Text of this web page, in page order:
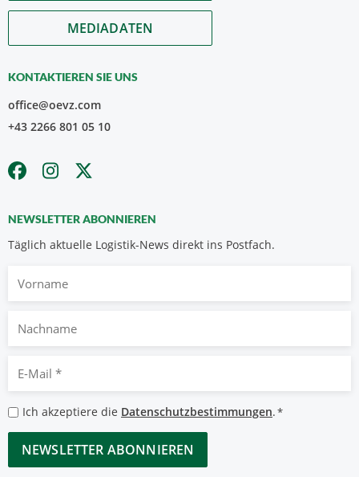
MEDIADATEN
KONTAKTIEREN SIE UNS
office@oevz.com
+43 2266 801 05 10
NEWSLETTER ABONNIEREN
Täglich aktuelle Logistik-News direkt ins Postfach.
Nachname
Mail
*
Datenschutzbestimmungen
*
Ich akzeptiere die Datenschutzbestimmungen.*
CAPTCHA